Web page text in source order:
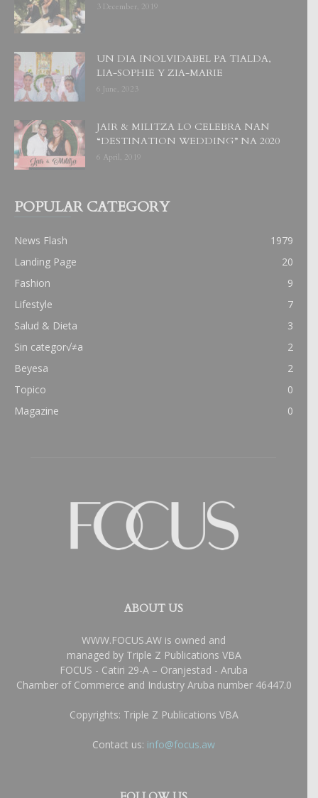
3 December, 2019
UN DIA INOLVIDABEL PA TIALDA,
LIA-SOPHIE Y ZIA-MARIE
6 June, 2023
JAIR & MILITZA LO CELEBRA NAN
“DESTINATION WEDDING” NA 2020
6 April, 2019
POPULAR CATEGORY
News Flash
1979
Landing Page
20
Fashion
9
Lifestyle
7
Salud & Dieta
3
Sin categor√≠a
2
Beyesa
2
Topico
0
Magazine
0
ABOUT US
WWW.FOCUS.AW is owned and
managed by Triple Z Publications VBA
FOCUS - Catiri 29-A – Oranjestad - Aruba
Chamber of Commerce and Industry Aruba number 46447.0
Copyrights: Triple Z Publications VBA
Contact us: info@focus.aw